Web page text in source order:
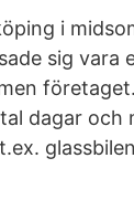
i
sig
dagar